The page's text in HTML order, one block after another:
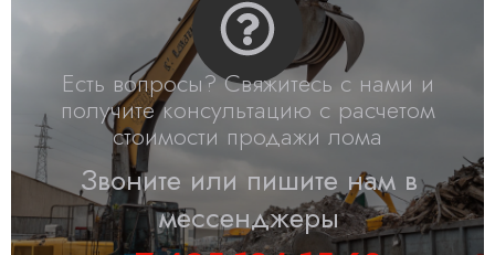
Есть вопросы? Свяжитесь с нами и
получите консультацию с расчетом
стоимости продажи лома
Звоните или пишите нам в
мессенджеры